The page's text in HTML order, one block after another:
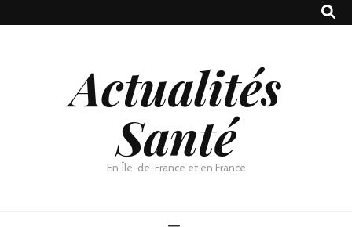
Actualités
Santé
En Île-de-France et en France